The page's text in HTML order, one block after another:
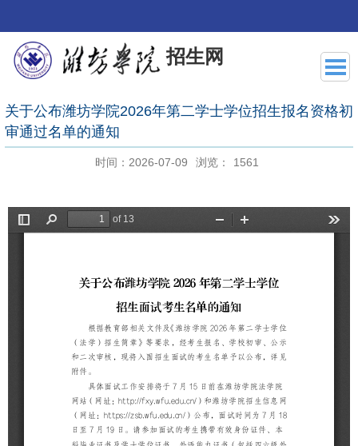
招生网
关于公布潍坊学院2026年第二学士学位招生报名资格初
审通过名单的通知
时间：2026-07-09 浏览： 1561